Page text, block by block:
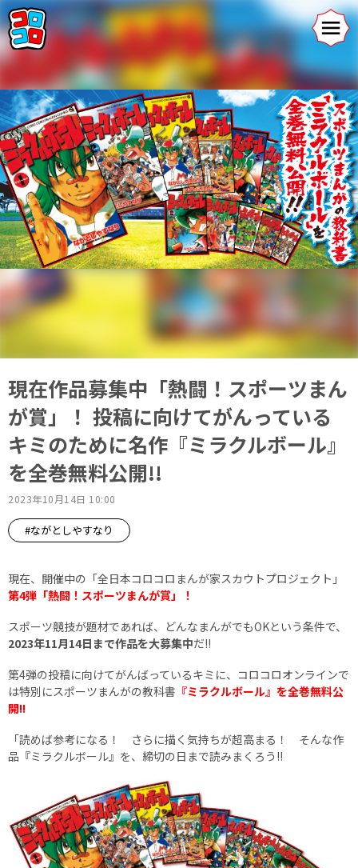
現在作品募集中「熱闘！スポーツまん
が賞」！ 投稿に向けてがんっている
キミのために名作『ミラクルボール』
を全巻無料公開!!
2023年10月14日 10:00
#ながとしやすなり
現在、開催中の「全日本コロコロまんが家スカウトプロジェクト」
第4弾「熱闘！スポーツまんが賞」！
スポーツ競技が題材であれば、どんなまんがでもOKという条件で、
2023年11月14日まで作品を大募集中だ!!
第4弾の投稿に向けてがんばっているキミに、コロコロオンラインで
は特別にスポーツまんがの教科書 『ミラクルボール』を全巻無料公
開!!
「読めば参考になる！ さらに描く気持ちが超高まる！ そんな作
品『ミラクルボール』を、締切の日まで読みまくろう!!